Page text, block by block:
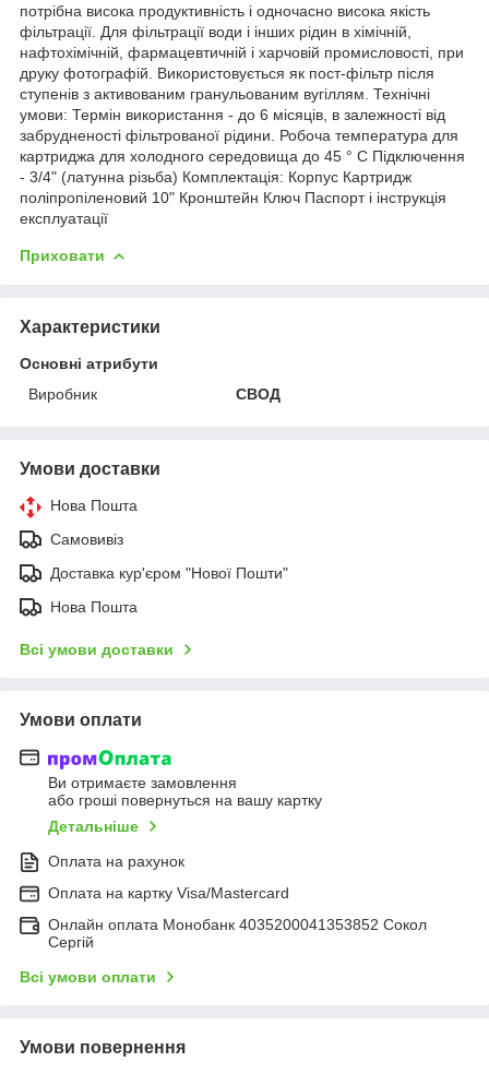
потрібна висока продуктивність і одночасно висока якість
фільтрації. Для фільтрації води і інших рідин в хімічній,
нафтохімічній, фармацевтичній і харчовій промисловості, при
друку фотографій. Використовується як пост-фільтр після
ступенів з активованим гранульованим вугіллям. Технічні
умови: Термін використання - до 6 місяців, в залежності від
забрудненості фільтрованої рідини. Робоча температура для
картриджа для холодного середовища до 45 ° С Підключення
- 3/4" (латунна різьба) Комплектація: Корпус Картридж
поліпропіленовий 10" Кронштейн Ключ Паспорт і інструкція
експлуатації
Приховати
Характеристики
Основні атрибути
Виробник
СВОД
Умови доставки
Нова Пошта
Самовивіз
Доставка кур'єром "Нової Пошти"
Нова Пошта
Всі умови доставки
Умови оплати
Ви отримаєте замовлення
або гроші повернуться на вашу картку
Детальніше
Оплата на рахунок
Оплата на картку Visa/Mastercard
Онлайн оплата Монобанк 4035200041353852 Сокол
Сергій
Всі умови оплати
Умови повернення